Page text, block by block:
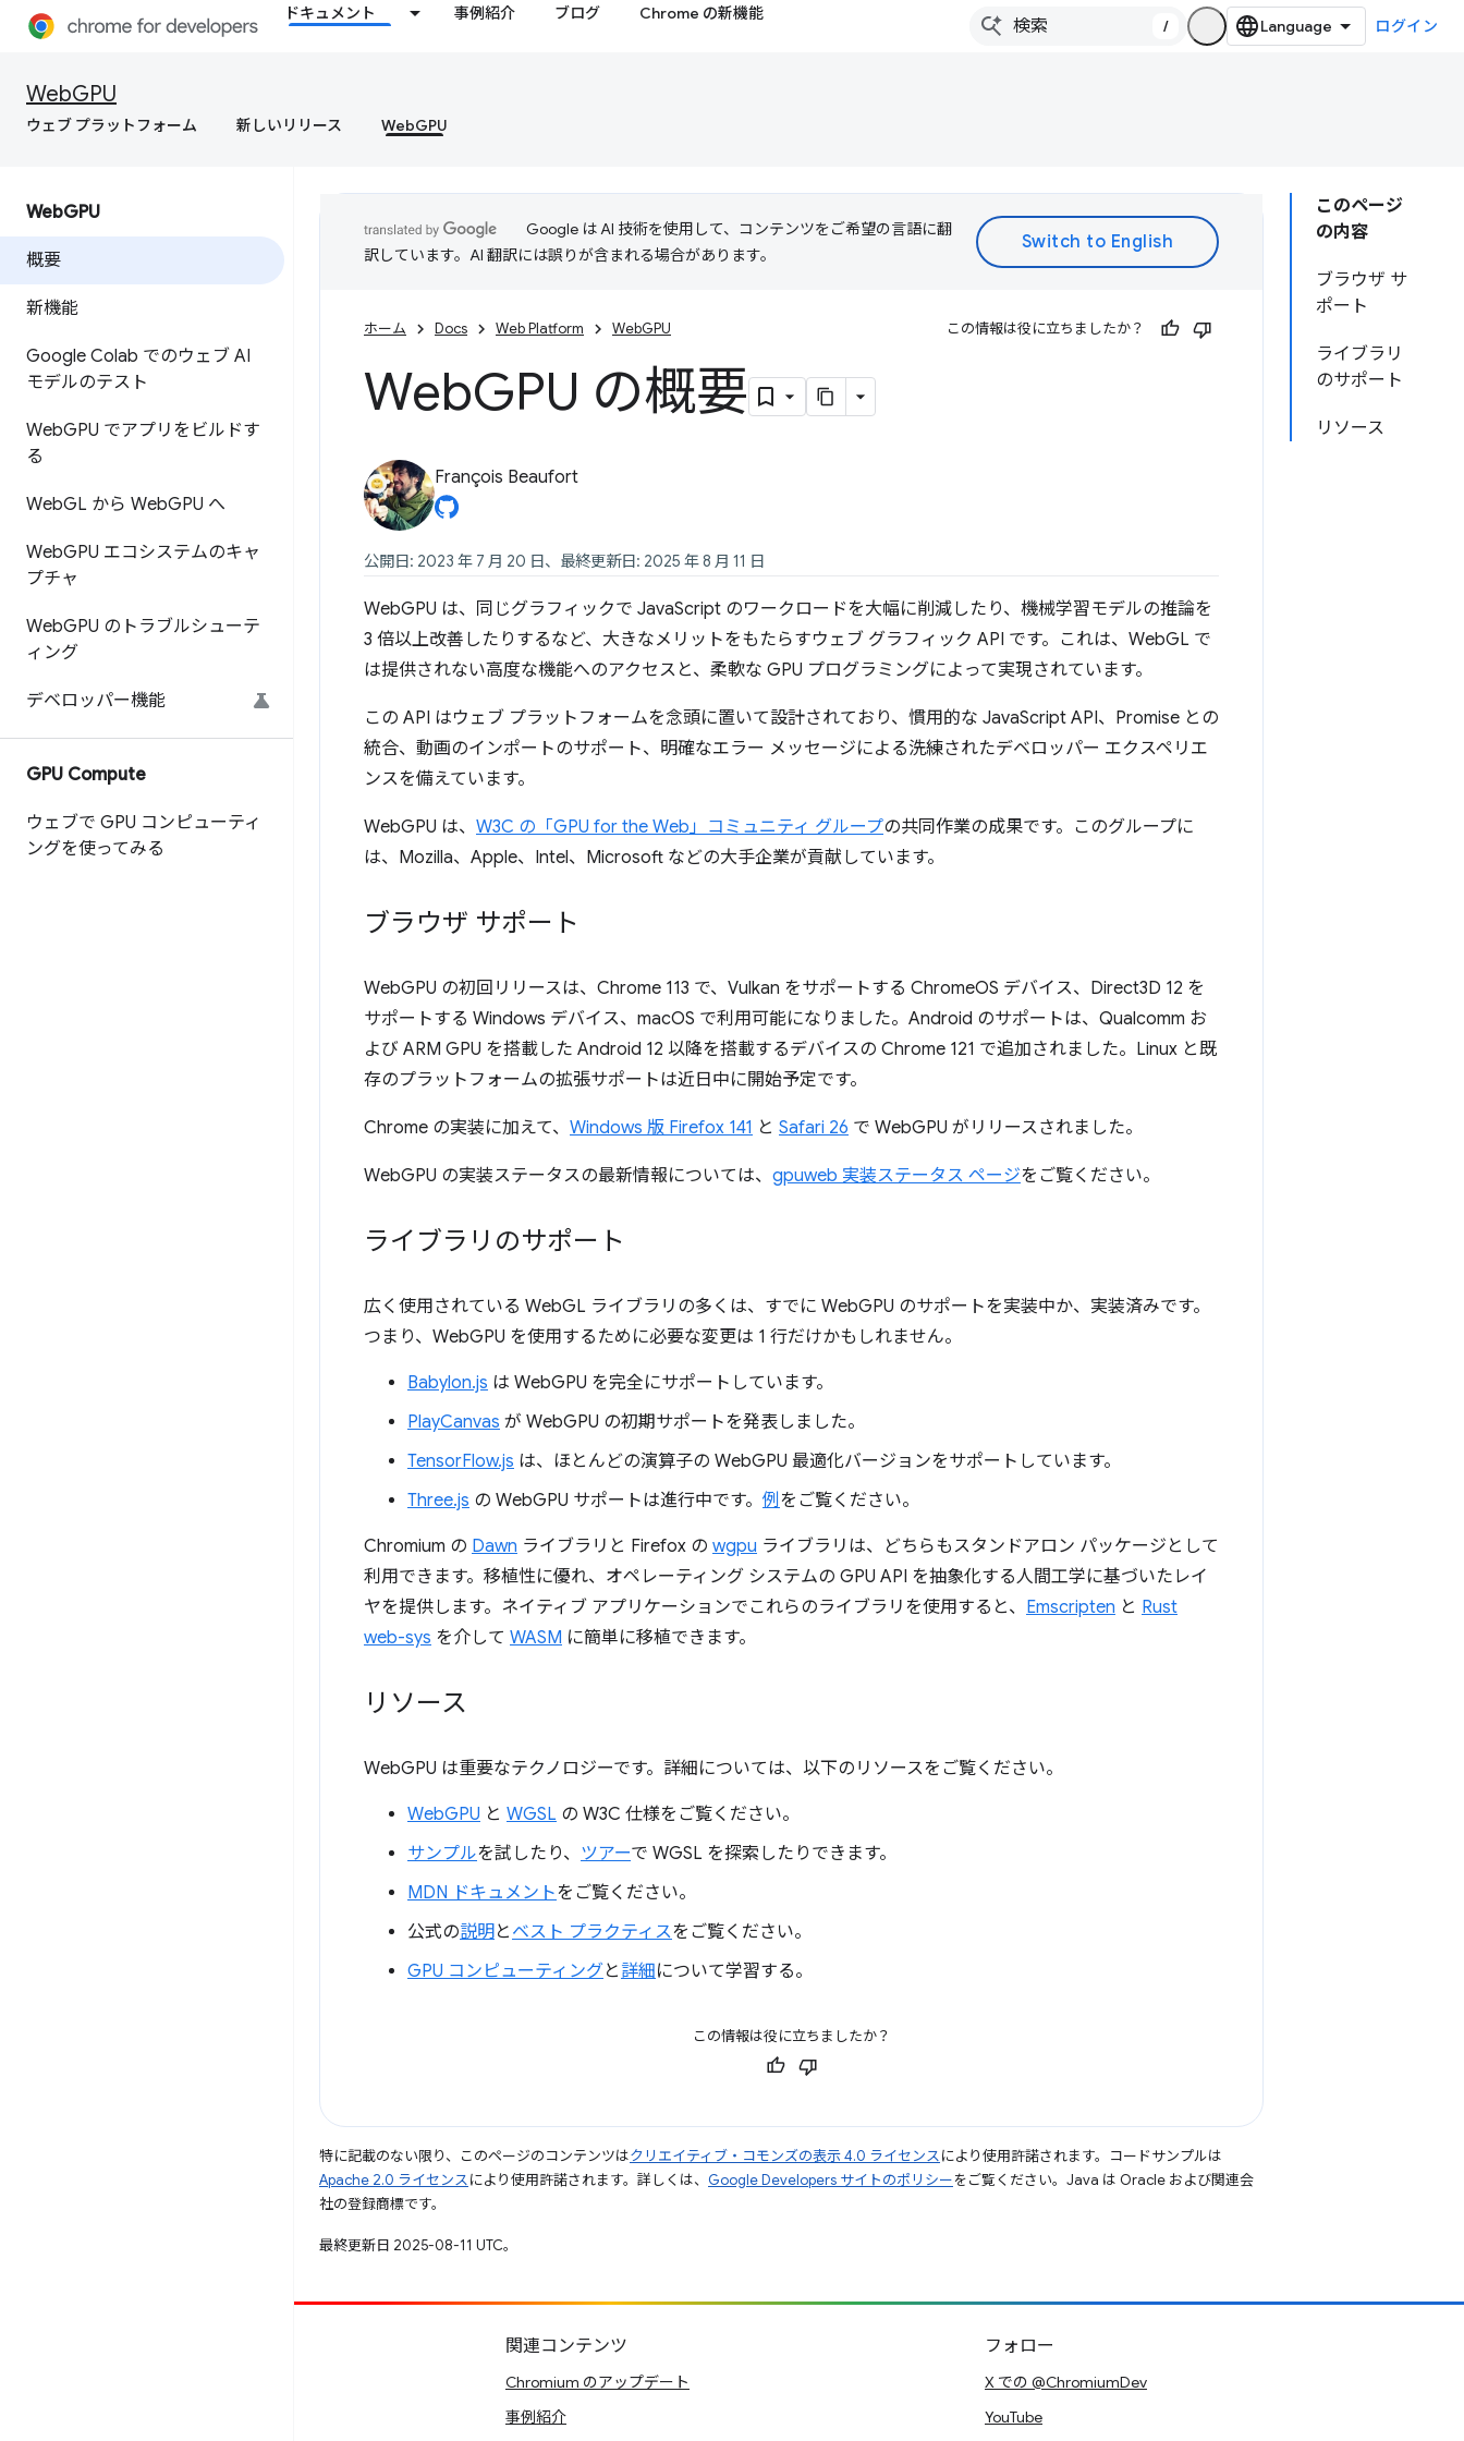
ドキュメント 事例紹介 ブログ Chrome の新機能
/ ログイン
WebGPU
ウェブ プラットフォーム 新しいリリース WebGPU
WebGPU
概要
新機能
Google Colab でのウェブ AI
モデルのテスト
WebGPU でアプリをビルドす
る
WebGL から WebGPU へ
WebGPU エコシステムのキャ
プチャ
WebGPU のトラブルシューテ
ィング
デベロッパー機能
GPU Compute
ウェブで GPU コンピューティ
ングを使ってみる
このページ
の内容
ブラウザ サ
ポート
ライブラリ
のサポート
リソース
Google は AI 技術を使用して、コンテンツをご希望の言語に翻
訳しています。AI 翻訳には誤りが含まれる場合があります。
ホーム Docs Web Platform WebGPU この情報は役に立ちましたか？
WebGPU の概要
François Beaufort
公開日: 2023 年 7 月 20 日、最終更新日: 2025 年 8 月 11 日
WebGPU は、同じグラフィックで JavaScript のワークロードを大幅に削減したり、機械学習モデルの推論を
3 倍以上改善したりするなど、大きなメリットをもたらすウェブ グラフィック API です。これは、WebGL で
は提供されない高度な機能へのアクセスと、柔軟な GPU プログラミングによって実現されています。
この API はウェブ プラットフォームを念頭に置いて設計されており、慣用的な JavaScript API、Promise との
統合、動画のインポートのサポート、明確なエラー メッセージによる洗練されたデベロッパー エクスペリエ
ンスを備えています。
WebGPU は、 W3C の「GPU for the Web」コミュニティ グループの共同作業の成果です。このグループに
は、Mozilla、Apple、Intel、Microsoft などの大手企業が貢献しています。
ブラウザ サポート
WebGPU の初回リリースは、Chrome 113 で、Vulkan をサポートする ChromeOS デバイス、Direct3D 12 を
サポートする Windows デバイス、macOS で利用可能になりました。Android のサポートは、Qualcomm お
よび ARM GPU を搭載した Android 12 以降を搭載するデバイスの Chrome 121 で追加されました。Linux と既
存のプラットフォームの拡張サポートは近日中に開始予定です。
Chrome の実装に加えて、 Windows 版 Firefox 141 と Safari 26 で WebGPU がリリースされました。
WebGPU の実装ステータスの最新情報については、 gpuweb 実装ステータス ページをご覧ください。
ライブラリのサポート
広く使用されている WebGL ライブラリの多くは、すでに WebGPU のサポートを実装中か、実装済みです。
つまり、WebGPU を使用するために必要な変更は 1 行だけかもしれません。
Babylon.js は WebGPU を完全にサポートしています。
PlayCanvas が WebGPU の初期サポートを発表しました。
TensorFlow.js は、ほとんどの演算子の WebGPU 最適化バージョンをサポートしています。
Three.js の WebGPU サポートは進行中です。 例をご覧ください。
Chromium の Dawn ライブラリと Firefox の wgpu ライブラリは、どちらもスタンドアロン パッケージとして
利用できます。移植性に優れ、オペレーティング システムの GPU API を抽象化する人間工学に基づいたレイ
ヤを提供します。ネイティブ アプリケーションでこれらのライブラリを使用すると、 Emscripten と Rust
web-sys を介して WASM に簡単に移植できます。
リソース
WebGPU は重要なテクノロジーです。詳細については、以下のリソースをご覧ください。
WebGPU と WGSL の W3C 仕様をご覧ください。
サンプルを試したり、 ツアーで WGSL を探索したりできます。
MDN ドキュメントをご覧ください。
公式の説明と ベスト プラクティスをご覧ください。
GPU コンピューティングと 詳細 について学習する。
この情報は役に立ちましたか？
特に記載のない限り、このページのコンテンツはクリエイティブ・コモンズの表示 4.0 ライセンスにより使用許諾されます。コードサンプルは
Apache 2.0 ライセンスにより使用許諾されます。詳しくは、 Google Developers サイトのポリシーをご覧ください。Java は Oracle および関連会
社の登録商標です。
最終更新日 2025-08-11 UTC。
関連コンテンツ
Chromium のアップデート
事例紹介
フォロー
X での @ChromiumDev
YouTube